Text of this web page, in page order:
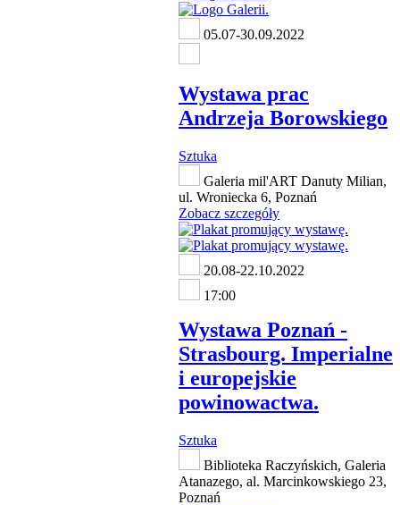
05.07-30.09.2022
Wystawa prac
Andrzeja Borowskiego
Sztuka
Galeria mil'ART Danuty Milian,
ul. Wroniecka 6, Poznań
Zobacz szczegóły
20.08-22.10.2022
17:00
Wystawa Poznań -
Strasbourg. Imperialne
i europejskie
powinowactwa.
Sztuka
Biblioteka Raczyńskich, Galeria
Atanazego, al. Marcinkowskiego 23,
Poznań